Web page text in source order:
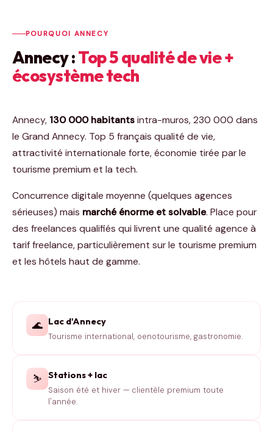
POURQUOI ANNECY
Annecy :Top 5 qualité de vie +
écosystème tech
Annecy, 130 000 habitantsintra-muros, 230 000 dans
le Grand Annecy. Top 5 français qualité de vie,
attractivité internationale forte, économie tirée par le
tourisme premium et la tech.
Concurrence digitale moyenne (quelques agences
sérieuses) mais marché énorme et solvable. Place pour
des freelances qualifiés qui livrent une qualité agence à
tarif freelance, particulièrement sur le tourisme premium
et les hôtels haut de gamme.
🌊 Lac d'Annecy
Tourisme international, oenotourisme, gastronomie.
⛷️ Stations + lac
Saison été et hiver — clientèle premium toute
l'année.